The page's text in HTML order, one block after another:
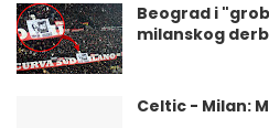
Beograd i
milanskog
Celtic - Milan: